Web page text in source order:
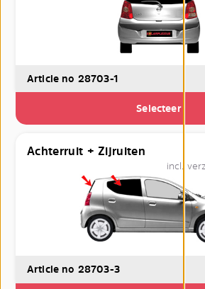
Article no 28703-1
Selecteer
Achterruit + Zijruiten
incl.
Article no 28703-3